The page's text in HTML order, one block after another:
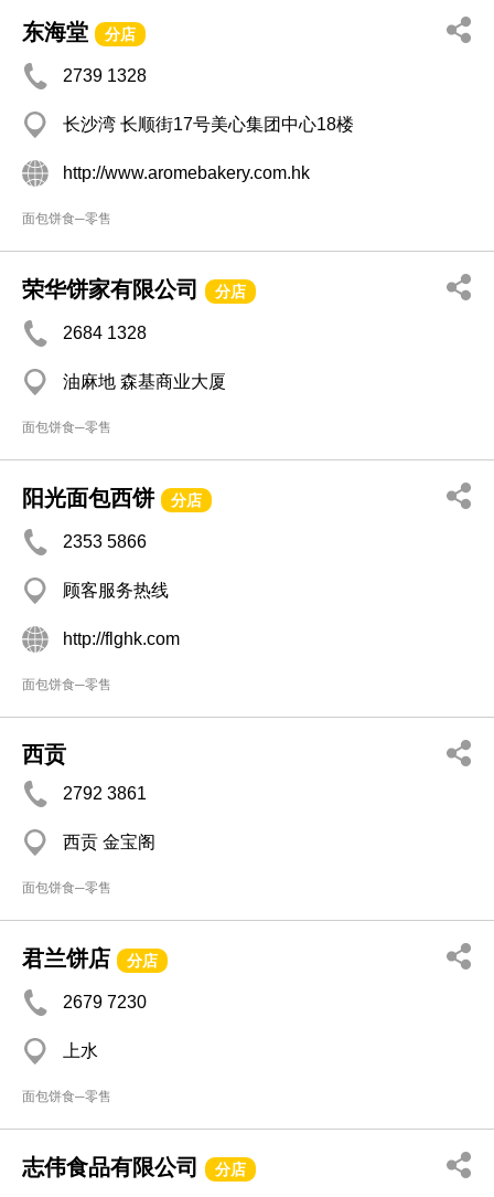
东海堂 分店
2739 1328
长沙湾 长顺街17号美心集团中心18楼
http://www.aromebakery.com.hk
面包饼食─零售
荣华饼家有限公司 分店
2684 1328
油麻地 森基商业大厦
面包饼食─零售
阳光面包西饼 分店
2353 5866
顾客服务热线
http://flghk.com
面包饼食─零售
西贡
2792 3861
西贡 金宝阁
面包饼食─零售
君兰饼店 分店
2679 7230
上水
面包饼食─零售
志伟食品有限公司 分店